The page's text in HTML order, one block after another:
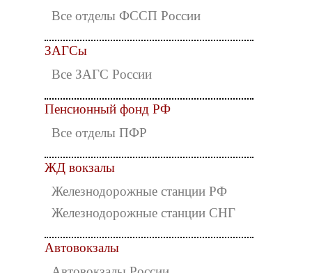
Все отделы ФССП России
ЗАГСы
Все ЗАГС России
Пенсионный фонд РФ
Все отделы ПФР
ЖД вокзалы
Железнодорожные станции РФ
Железнодорожные станции СНГ
Автовокзалы